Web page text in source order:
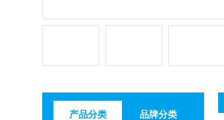
产品分类 品牌分类